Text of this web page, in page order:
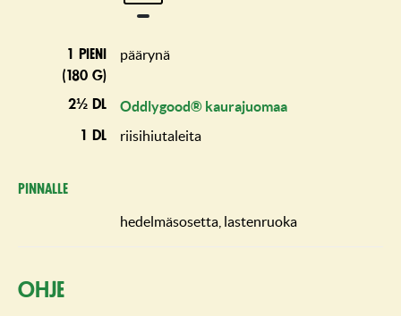
1 pieni
(180 g)
päärynä
2½ dl Oddlygood® kaurajuomaa
1 dl riisihiutaleita
Pinnalle
hedelmäsosetta, lastenruoka
Ohje